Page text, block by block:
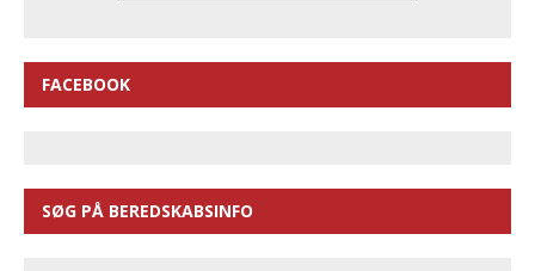
FACEBOOK
SØG PÅ BEREDSKABSINFO